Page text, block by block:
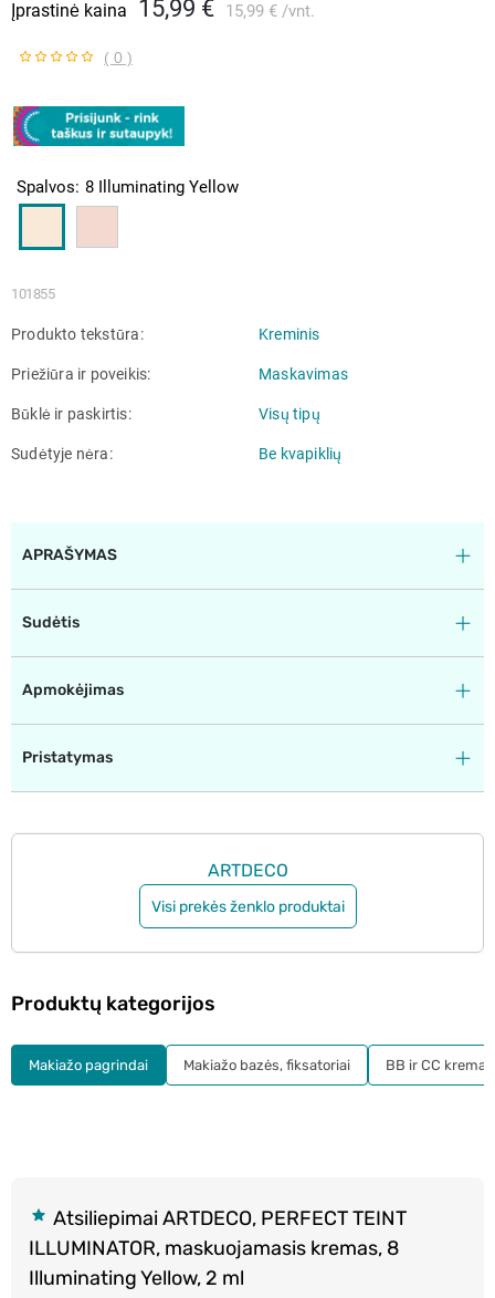
Įprastinė kaina 15,99 € 15,99 € vnt.
( 0 )
101855
Spalvos 8 Illuminating Yellow
Produkto tekstūra Kreminis
Priežiūra ir poveikis Maskavimas
Būklė ir paskirtis Visų tipų
Sudėtyje nėra Be kvapiklių
APRAŠYMAS
Sudėtis
Apmokėjimas
Pristatymas
ARTDECO
Visi prekės ženklo produktai
Atsiliepimai ARTDECO, PERFECT TEINT
ILLUMINATOR, maskuojamasis kremas, 8
Illuminating Yellow, 2 ml
Produktų kategorijos
Makiažo pagrindai Makiažo bazės, fiksatoriai BB ir CC kremai